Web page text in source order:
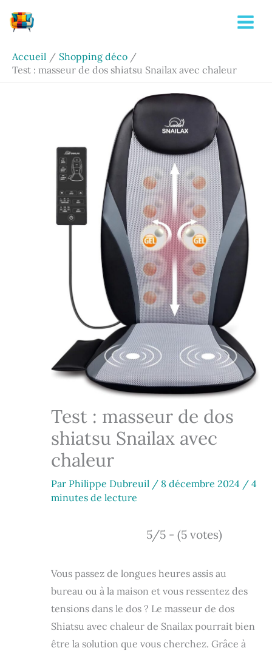
au
Accueil
Shopping déco
Test : masseur de dos shiatsu Snailax avec chaleur
Test : masseur de dos
shiatsu Snailax avec
chaleur
Par Philippe Dubreuil / 8 décembre 2024 / 4
minutes de lecture
5/5 - (5 votes)
Vous passez de longues heures assis au
bureau ou à la maison et vous ressentez des
tensions dans le dos ? Le masseur de dos
Shiatsu avec chaleur de Snailax pourrait bien
être la solution que vous cherchez. Grâce à
Rechercher